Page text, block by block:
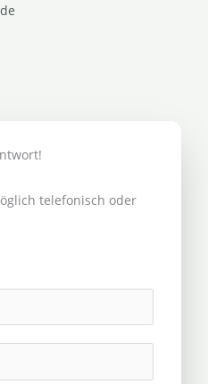
telefonisch oder